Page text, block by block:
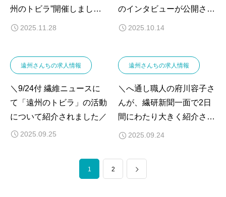
州のトビラ”開催しまし
た！／
2025.11.28
のインタビューが公開され
ました‼︎
2025.10.14
遠州さんちの求人情報
＼9/24付 繊維ニュースに
て「遠州のトビラ」の活動
について紹介されました／
2025.09.25
遠州さんちの求人情報
＼へ通し職人の府川容子さ
んが、繊研新聞一面で2日
間にわたり大きく紹介され
ました！／
2025.09.24
1 2